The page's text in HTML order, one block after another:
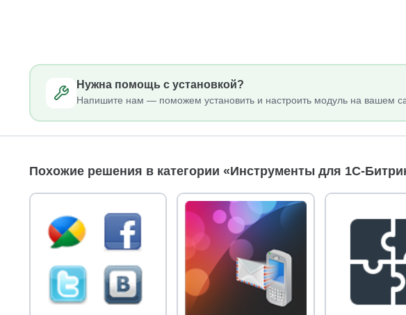
Нужна помощь с установкой?
Напишите нам — поможем установить и настроить модуль на вашем
Похожие решения в категории «Инструменты для 1С-